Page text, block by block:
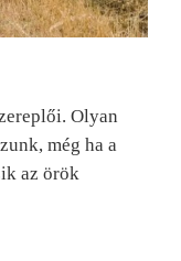
Olyan
még ha a
az örök